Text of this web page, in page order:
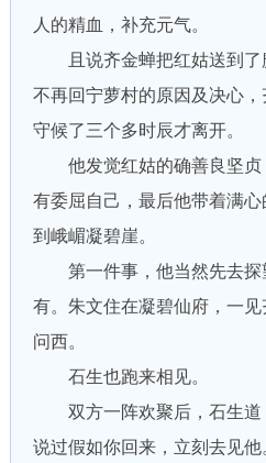
人的精血，补充元气。
且说齐金蝉把红姑送到了
不再回宁萝村的原因及决心，
守候了三个多时辰才离开。
他发觉红姑的确善良坚贞
有委屈自己，最后他带着满
到峨嵋凝碧崖。
第一件事，他当然先去探
有。朱文住在凝碧仙府，一
问西。
石生也跑来相见。
双方一阵欢聚后，石生道
说过假如你回来，立刻去见他